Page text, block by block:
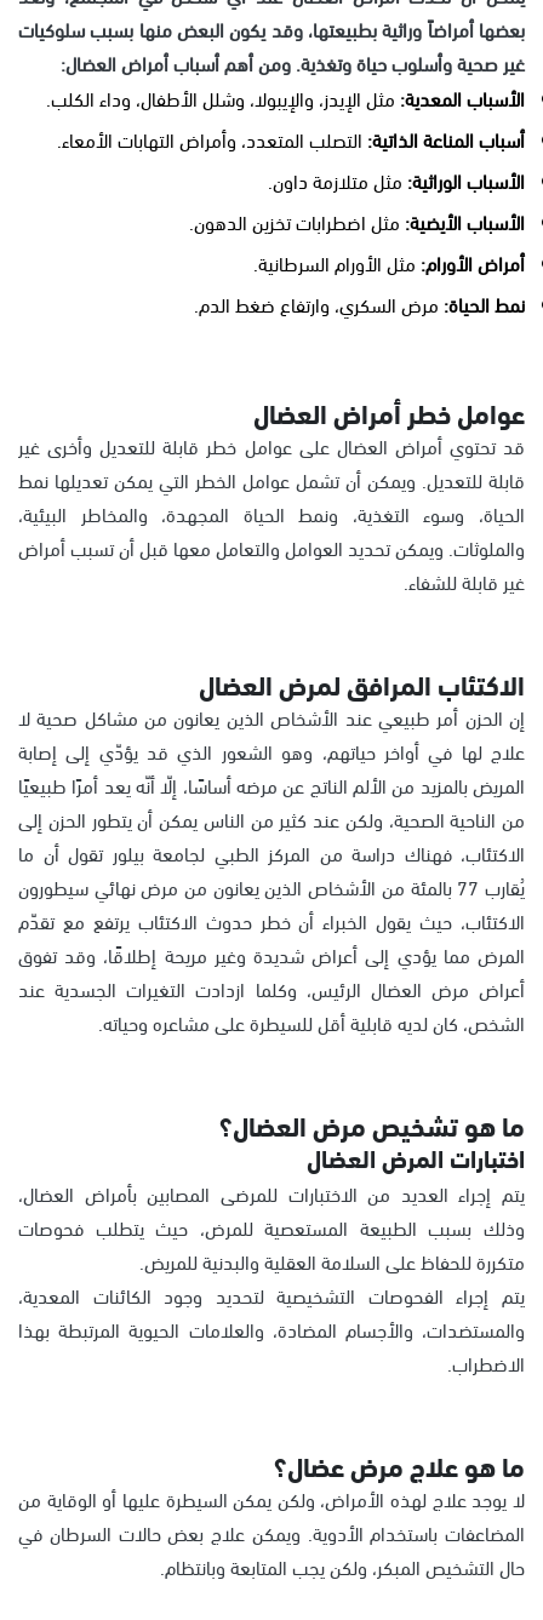
بعضها أمراضاً وراثية بطبيعتها، وقد يكون البعض منها بسبب سلوكيات
غير صحية وأسلوب حياة وتغذية. ومن أهم أسباب أمراض العضال:
الأسباب المعدية: مثل الإيدز، والإيبولا، وشلل الأطفال، وداء الكلب.
أسباب المناعة الذاتية: التصلب المتعدد، وأمراض التهابات الأمعاء.
الأسباب الوراثية: مثل متلازمة داون.
الأسباب الأيضية: مثل اضطرابات تخزين الدهون.
أمراض الأورام: مثل الأورام السرطانية.
نمط الحياة: مرض السكري، وارتفاع ضغط الدم.
عوامل خطر أمراض العضال
قد تحتوي أمراض العضال على عوامل خطر قابلة للتعديل وأخرى غير
قابلة للتعديل. ويمكن أن تشمل عوامل الخطر التي يمكن تعديلها نمط
الحياة، وسوء التغذية، ونمط الحياة المجهدة، والمخاطر البيئية،
والملوثات. ويمكن تحديد العوامل والتعامل معها قبل أن تسبب أمراض
غير قابلة للشفاء.
الاكتئاب المرافق لمرض العضال
إن الحزن أمر طبيعي عند الأشخاص الذين يعانون من مشاكل صحية لا
علاج لها في أواخر حياتهم، وهو الشعور الذي قد يؤدّي إلى إصابة
المريض بالمزيد من الألم الناتج عن مرضه أساسًا، إلّا أنّه يعد أمرًا طبيعيًا
من الناحية الصحية، ولكن عند كثير من الناس يمكن أن يتطور الحزن إلى
الاكتئاب، فهناك دراسة من المركز الطبي لجامعة بيلور تقول أن ما
يُقارب 77 بالمئة من الأشخاص الذين يعانون من مرض نهائي سيطورون
الاكتئاب، حيث يقول الخبراء أن خطر حدوث الاكتئاب يرتفع مع تقدّم
المرض مما يؤدي إلى أعراض شديدة وغير مريحة إطلاقًا، وقد تفوق
أعراض مرض العضال الرئيس، وكلما ازدادت التغيرات الجسدية عند
الشخص، كان لديه قابلية أقل للسيطرة على مشاعره وحياته.
ما هو تشخيص مرض العضال؟
اختبارات المرض العضال
يتم إجراء العديد من الاختبارات للمرضى المصابين بأمراض العضال،
وذلك بسبب الطبيعة المستعصية للمرض، حيث يتطلب فحوصات
متكررة للحفاظ على السلامة العقلية والبدنية للمريض.
يتم إجراء الفحوصات التشخيصية لتحديد وجود الكائنات المعدية،
والمستضدات، والأجسام المضادة، والعلامات الحيوية المرتبطة بهذا
الاضطراب.
ما هو علاج مرض عضال؟
لا يوجد علاج لهذه الأمراض، ولكن يمكن السيطرة عليها أو الوقاية من
المضاعفات باستخدام الأدوية. ويمكن علاج بعض حالات السرطان في
حال التشخيص المبكر، ولكن يجب المتابعة وبانتظام.